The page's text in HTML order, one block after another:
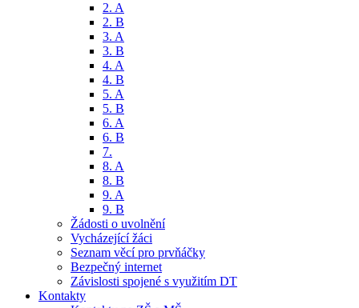
2. A
2. B
3. A
3. B
4. A
4. B
5. A
5. B
6. A
6. B
7.
8. A
8. B
9. A
9. B
Žádosti o uvolnění
Vycházející žáci
Seznam věcí pro prvňáčky
Bezpečný internet
Závislosti spojené s využitím DT
Kontakty